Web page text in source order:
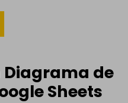
Diagrama de
Sheets